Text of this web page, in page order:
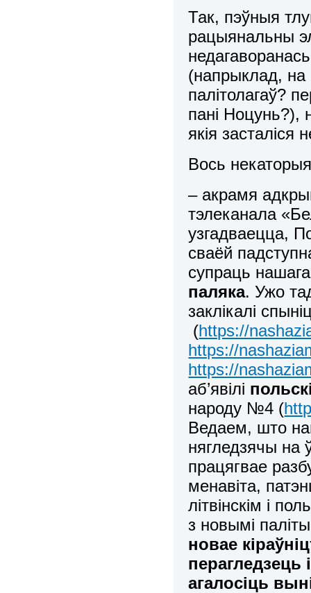
Так, пэўныя
рацыянальны
(напрыклад, на
палітолагаў?
пані
якія
Вось
– акрамя
тэлеканала
узгадваецца,
сваёй
супраць
паляка. Ужо
заклікалі
(https://
https://
https://
аб’явілі
народу №4 (
Ведаем, што
нягледзячы на
працягвае
менавіта,
літвінскім і
з новымі
новае
перагледзець
агалосіць